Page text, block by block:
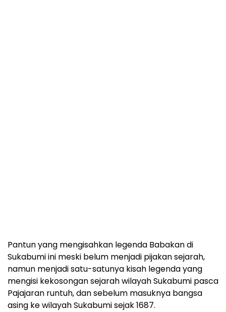
Pantun yang mengisahkan legenda Babakan di
Sukabumi ini meski belum menjadi pijakan sejarah,
namun menjadi satu-satunya kisah legenda yang
mengisi kekosongan sejarah wilayah Sukabumi pasca
Pajajaran runtuh, dan sebelum masuknya bangsa
asing ke wilayah Sukabumi sejak 1687.